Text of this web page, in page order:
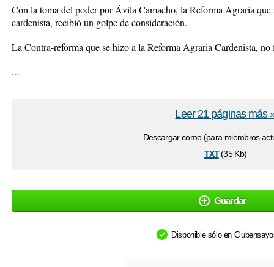
Con la toma del poder por Ávila Camacho, la Reforma Agraria
cardenista, recibió un golpe de consideración.
La Contra-reforma que se hizo a la Reforma Agraria Cardenista,
...
Descargar como (para miembros
txt(35 Kb)
Leer 21 páginas más
Guardar
Disponible sólo en